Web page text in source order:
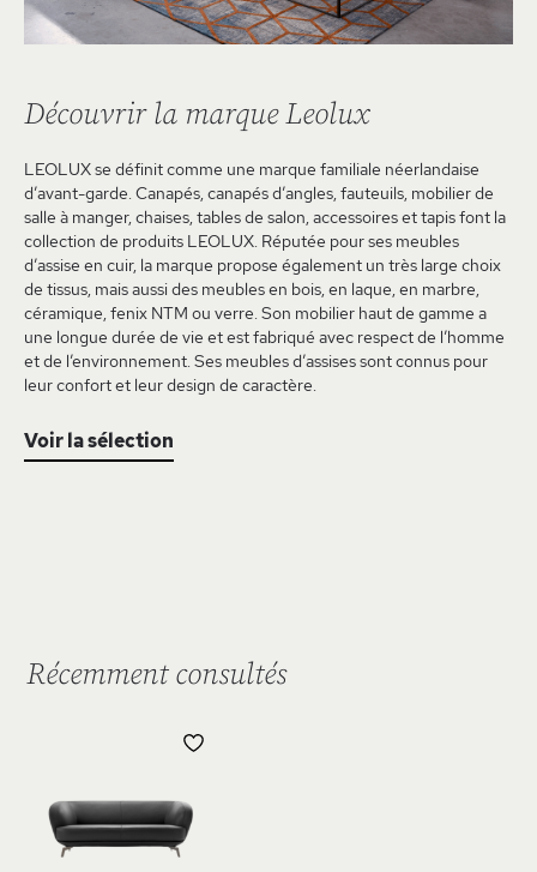
Découvrir la marque Leolux
LEOLUX se définit comme une marque familiale néerlandaise
d’avant-garde. Canapés, canapés d’angles, fauteuils, mobilier de
salle à manger, chaises, tables de salon, accessoires et tapis font la
collection de produits LEOLUX. Réputée pour ses meubles
d’assise en cuir, la marque propose également un très large choix
de tissus, mais aussi des meubles en bois, en laque, en marbre,
céramique, fenix NTM ou verre. Son mobilier haut de gamme a
une longue durée de vie et est fabriqué avec respect de l’homme
et de l’environnement. Ses meubles d’assises sont connus pour
leur confort et leur design de caractère.
Voir la sélection
Récemment consultés